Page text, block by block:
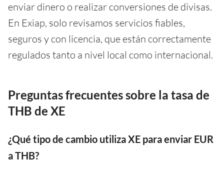
enviar dinero o realizar conversiones de divisas.
En Exiap, solo revisamos servicios fiables,
seguros y con licencia, que están correctamente
regulados tanto a nivel local como internacional.
Preguntas frecuentes sobre la tasa de
THB de XE
¿Qué tipo de cambio utiliza XE para enviar EUR
a THB?